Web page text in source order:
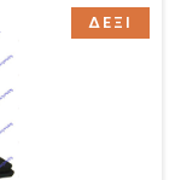
ΔΕΞΙ